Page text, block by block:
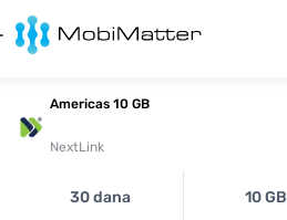
Americas 10 GB
NextLink
30 dana 10 GB